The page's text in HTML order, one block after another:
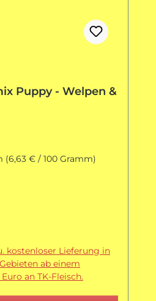
Puppy - Welpen &
(6,63 € / 100 Gramm)
kostenloser Lieferung in
ab einem
an TK-Fleisch.